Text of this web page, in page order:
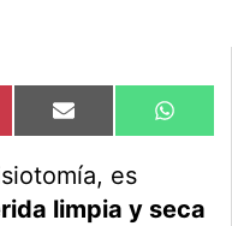
Compartir
en
Email
en
es
limpia y seca